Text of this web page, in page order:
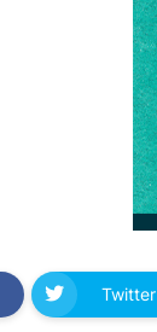
Twitter